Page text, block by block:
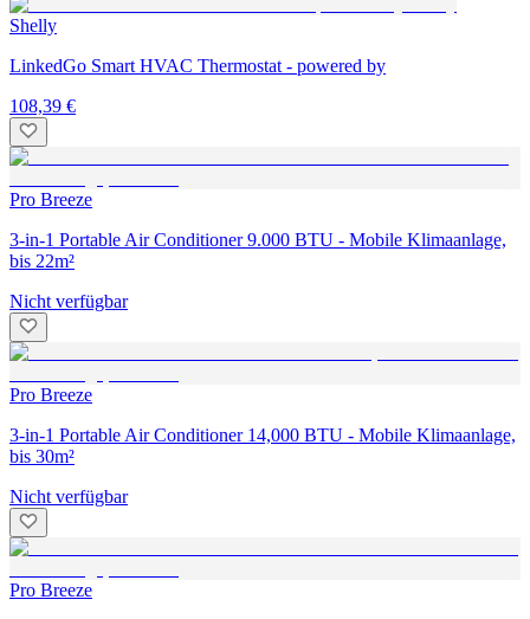
Shelly
LinkedGo Smart HVAC Thermostat - powered by
108,39 €
Pro Breeze
3-in-1 Portable Air Conditioner 9.000 BTU - Mobile Klimaanlage,
bis 22m²
Nicht verfügbar
Pro Breeze
3-in-1 Portable Air Conditioner 14,000 BTU - Mobile Klimaanlage,
bis 30m²
Nicht verfügbar
Pro Breeze